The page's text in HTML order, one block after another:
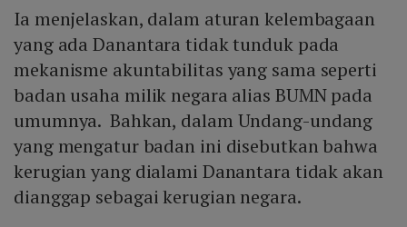
Ia menjelaskan, dalam aturan kelembagaan
yang ada Danantara tidak tunduk pada
mekanisme akuntabilitas yang sama seperti
badan usaha milik negara alias BUMN pada
umumnya. Bahkan, dalam Undang-undang
yang mengatur badan ini disebutkan bahwa
kerugian yang dialami Danantara tidak akan
dianggap sebagai kerugian negara.